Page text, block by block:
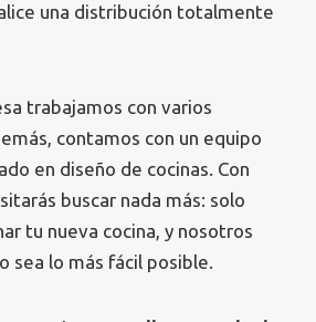
una distribución totalmente
trabajamos con varios
contamos con un equipo
en diseño de cocinas. Con
buscar nada más: solo
tu nueva cocina, y nosotros
sea lo más fácil posible.